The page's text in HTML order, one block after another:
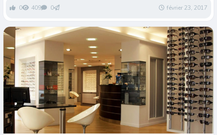
0 409 0 février 23, 2017